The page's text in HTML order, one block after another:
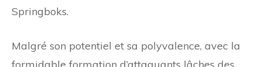
Springboks.
Malgré son potentiel et sa polyvalence, avec la
formidable formation d’attaquants lâches des